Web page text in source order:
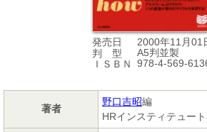
発売日
2000年11月01
判 型
A5判並製
ＩＳＢＮ
978-4-569-
著者
野口吉昭編
HRインスティテュー